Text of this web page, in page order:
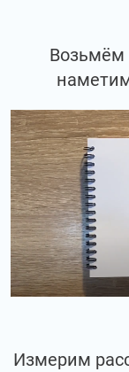
Возьмём
Измерим